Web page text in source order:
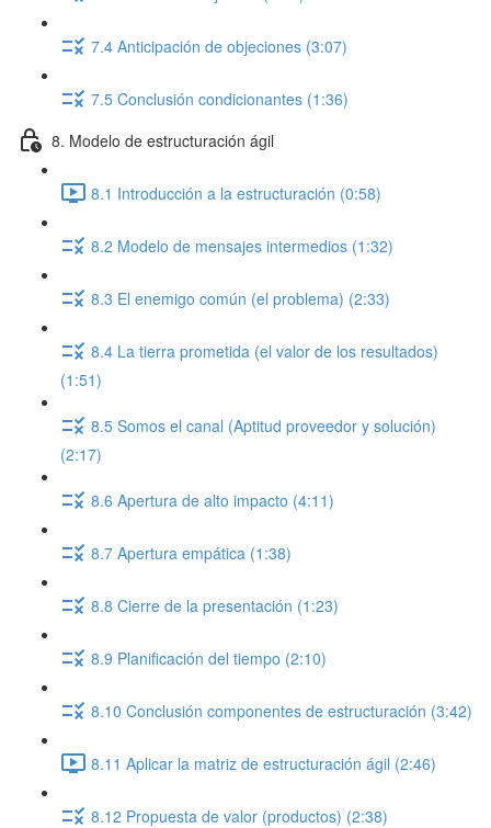
7.4 Anticipación de objeciones (3:07)
7.5 Conclusión condicionantes (1:36)
8. Modelo de estructuración ágil
8.1 Introducción a la estructuración (0:58)
8.2 Modelo de mensajes intermedios (1:32)
8.3 El enemigo común (el problema) (2:33)
8.4 La tierra prometida (el valor de los resultados)
(1:51)
8.5 Somos el canal (Aptitud proveedor y solución)
(2:17)
8.6 Apertura de alto impacto (4:11)
8.7 Apertura empática (1:38)
8.8 Cierre de la presentación (1:23)
8.9 Planificación del tiempo (2:10)
8.10 Conclusión componentes de estructuración (3:42)
8.11 Aplicar la matriz de estructuración ágil (2:46)
8.12 Propuesta de valor (productos) (2:38)